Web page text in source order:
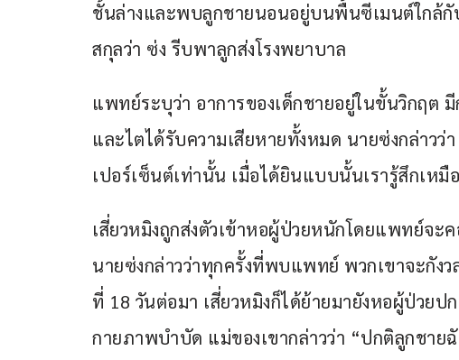
ชั้นล่างและพบลูกชายนอนอยู่บนพื้นซีเมนต์ใกล้กั
สกุลว่า ซ่ง รีบพาลูกส่งโรงพยาบาล
แพทย์ระบุว่า อาการของเด็กชายอยู่ในขั้นวิกฤต
และไตได้รับความเสียหายทั้งหมด นายซ่งกล่าวว่
เปอร์เซ็นต์เท่านั้น เมื่อได้ยินแบบนั้นเรารู้สึกเหมื
เสี่ยวหมิงถูกส่งตัวเข้าหอผู้ป่วยหนักโดยแพทย์จะ
นายซ่งกล่าวว่าทุกครั้งที่พบแพทย์ พวกเขาจะกัง
ที่ 18 วันต่อมา เสี่ยวหมิงก็ได้ย้ายมายังหอผู้ป่วย
กายภาพบำบัด แม่ของเขากล่าวว่า “ปกติลูกชาย